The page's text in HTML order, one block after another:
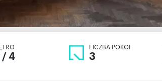
/ 4
LICZBA POKOI
3